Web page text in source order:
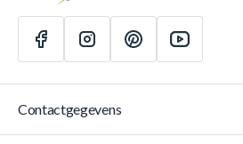
Contactgegevens